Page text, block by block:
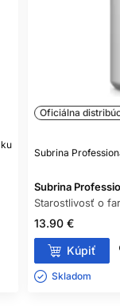
Oficiálna
Subrina
Subrina
Starostlivosť o
13.90 €
Kúpiť
Skladom ㅤ